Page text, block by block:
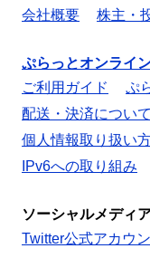
会社概要 株主・
ぷらっとオンライ
ご利用ガイド
ぷ
配送・決済について
個人情報取り扱い
IPv6への取り組み
ソーシャルメディ
Twitter公式アカウ